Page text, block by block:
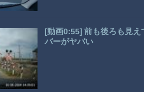
[動画0:55] 前も後ろも見
バーがヤバい